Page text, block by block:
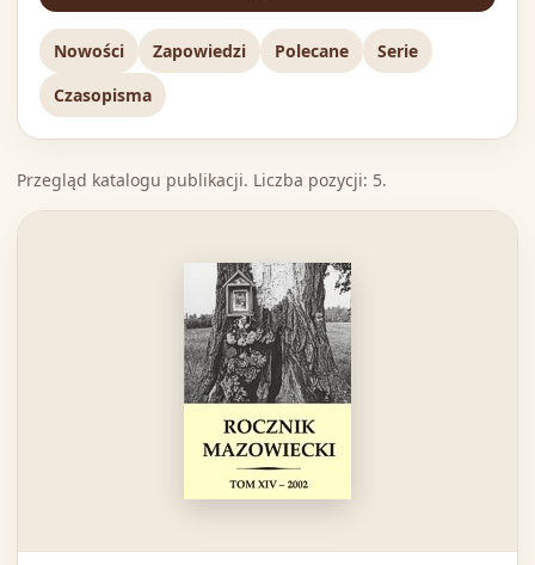
Nowości Zapowiedzi Polecane
Serie
Czasopisma
Przegląd katalogu publikacji. Liczba pozycji: 5.